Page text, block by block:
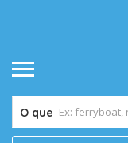
O que